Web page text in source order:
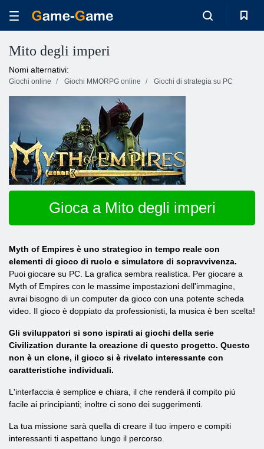
Mito degli imperi
Nomi alternativi:
Giochi online Giochi MMORPG online Giochi di strategia su PC
Gioca a Mito degli imperi
Myth of Empires è uno strategico in tempo reale con
elementi di gioco di ruolo e simulatore di sopravvivenza.
Puoi giocare su PC. La grafica sembra realistica. Per giocare a
Myth of Empires con le massime impostazioni dell'immagine,
avrai bisogno di un computer da gioco con una potente scheda
video. Il gioco è doppiato da professionisti, la musica è ben scelta!
Gli sviluppatori si sono ispirati ai giochi della serie
Civilization durante la creazione di questo progetto. Questo
non è un clone, il gioco si è rivelato interessante con
caratteristiche individuali.
L'interfaccia è semplice e chiara, il che renderà il compito più
facile ai principianti; inoltre ci sono dei suggerimenti.
La tua missione sarà quella di creare il tuo impero e compiti
interessanti ti aspettano lungo il percorso.